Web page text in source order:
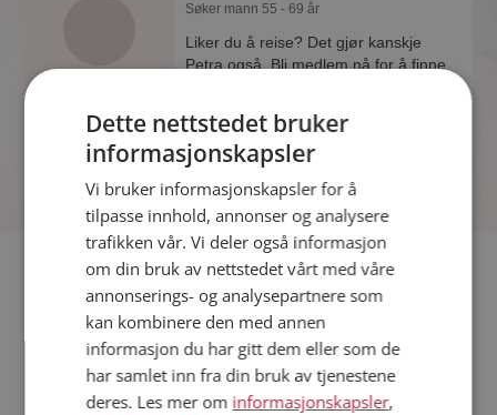
Søker mann 55 - 69 år
Liker du å reise? Det gjør kanskje
Petra også. Bli medlem nå for å finne
Fler single
Flere singlekvinner fra Karmøy:Oksana,
Menn fra Karmøy
Date kvinner i Norge
Date menn i Norge
Dette nettstedet bruker
informasjonskapsler
Vi bruker informasjonskapsler for å
tilpasse innhold, annonser og analysere
trafikken vår. Vi deler også informasjon
om din bruk av nettstedet vårt med våre
annonserings- og analysepartnere som
kan kombinere den med annen
informasjon du har gitt dem eller som de
har samlet inn fra din bruk av tjenestene
deres. Les mer om informasjonskapsler,